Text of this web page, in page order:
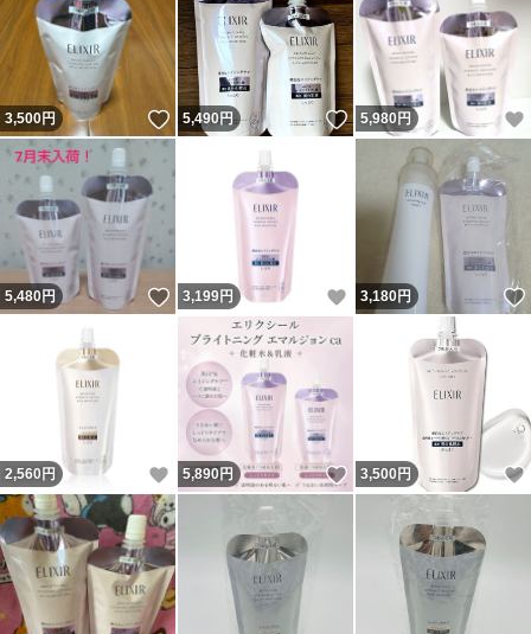
3,500円 いいね！
5,490円 いいね！
5,980円
5,480円 いいね！
3,199円 いいね！
3,180円
2,560 円 いいね！
5,890円 いいね！
3,500 円